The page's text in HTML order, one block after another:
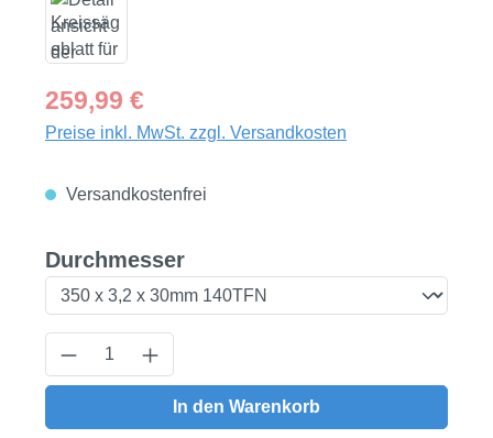
Regulärer Preis:
259,99 €
Preise inkl. MwSt. zzgl. Versandkosten
Versandkostenfrei
Durchmesserauswählen
Produkt Anzahl: Gib den gewünschten
In den Warenkorb